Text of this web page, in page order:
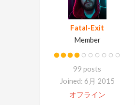
Fatal-Exit
Member
99 posts
Joined: 6月 2015
オフライン